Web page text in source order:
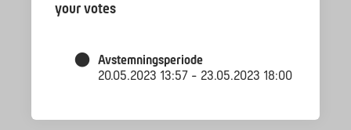
your votes
Avstemningsperiode
20.05.2023 13:57 - 23.05.2023 18:00